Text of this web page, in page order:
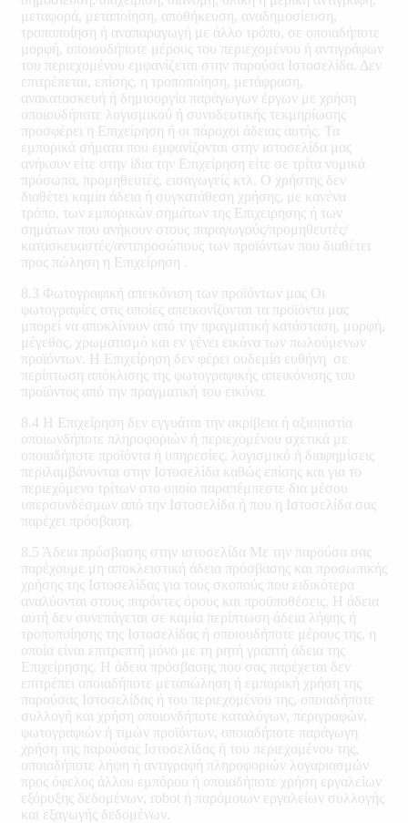
μεταφορά, μεταποίηση, αποθήκευση, αναδημοσίευση,
τροποποίηση ή αναπαραγωγή με άλλο τρόπο, σε οποιαδήποτε
μορφή, οποιουδήποτε μέρους του περιεχομένου ή αντιγράφων
του περιεχομένου εμφανίζεται στην παρούσα Ιστοσελίδα. Δεν
επιτρέπεται, επίσης, η τροποποίηση, μετάφραση,
ανακατασκευή ή δημιουργία παράγωγων έργων με χρήση
οποιουδήποτε λογισμικού ή συνοδευτικής τεκμηρίωσης
προσφέρει η Επιχείρηση ή οι πάροχοι άδειας αυτής. Τα
εμπορικά σήματα που εμφανίζονται στην ιστοσελίδα μας
ανήκουν είτε στην ίδια την Επιχείρηση είτε σε τρίτα νομικά
πρόσωπα, προμηθευτές, εισαγωγείς κτλ. Ο χρήστης δεν
διαθέτει καμία άδεια ή συγκατάθεση χρήσης, με κανένα
τρόπο, των εμπορικών σημάτων της Επιχειρησης ή των
σημάτων που ανήκουν στους παραγωγούς/προμηθευτές/
κατασκευαστές/αντιπροσώπους των προϊόντων που διαθέτει
προς πώληση η Επιχείρηση .
8.3 Φωτογραφική απεικόνιση των προϊόντων μας Οι
φωτογραφίες στις οποίες απεικονίζονται τα προϊόντα μας
μπορεί να αποκλίνουν από την πραγματική κατάσταση, μορφή,
μέγεθος, χρωματισμό και εν γένει εικόνα των πωλούμενων
προϊόντων. Η Επιχείρηση δεν φέρει ουδεμία ευθήνη σε
περίπτωση απόκλισης της φωτογραφικής απεικόνισης του
προϊόντος από την πραγματική του εικόνα.
8.4 Η Επιχείρηση δεν εγγυάται την ακρίβεια ή αξιοπιστία
οποιωνδήποτε πληροφοριών ή περιεχομένου σχετικά με
οποιαδήποτε προϊόντα ή υπηρεσίες, λογισμικό ή διαφημίσεις
περιλαμβάνονται στην Ιστοσελίδα καθώς επίσης και για το
περιεχόμενο τρίτων στο οποίο παραπέμπεστε δια μέσου
υπερσυνδέσμων από την Ιστοσελίδα ή που η Ιστοσελίδα σας
παρέχει πρόσβαση.
8.5 Άδεια πρόσβασης στην ιστοσελίδα Με την παρούσα σας
παρέχουμε μη αποκλειστική άδεια πρόσβασης και προσωπικής
χρήσης της Ιστοσελίδας για τους σκοπούς που ειδικότερα
αναλύονται στους παρόντες όρους και προϋποθέσεις. Η άδεια
αυτή δεν συνεπάγεται σε καμία περίπτωση άδεια λήψης ή
τροποποίησης της Ιστοσελίδας ή οποιουδήποτε μέρους της, η
οποία είναι επιτρεπτή μόνο με τη ρητή γραπτή άδεια της
Επιχείρησης. Η άδεια πρόσβασης που σας παρέχεται δεν
επιτρέπει οποιαδήποτε μεταπώληση ή εμπορική χρήση της
παρούσας Ιστοσελίδας ή του περιεχομένου της, οποιαδήποτε
συλλογή και χρήση οποιονδήποτε καταλόγων, περιγραφών,
φωτογραφιών ή τιμών προϊόντων, οποιαδήποτε παράγωγη
χρήση της παρούσας Ιστοσελίδας ή του περιεχομένου της,
οποιαδήποτε λήψη ή αντιγραφή πληροφοριών λογαριασμών
προς όφελος άλλου εμπόρου ή οποιαδήποτε χρήση εργαλείων
εξόρυξης δεδομένων, robot ή παρόμοιων εργαλείων συλλογής
και εξαγωγής δεδομένων.